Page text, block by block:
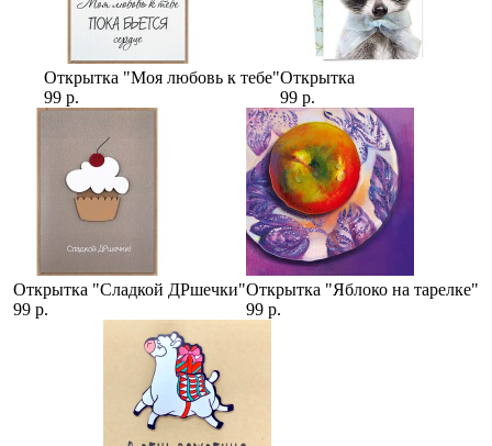
Открытка "Моя любовь к тебе"
99 р.
Открытка
99 р.
Открытка "Сладкой ДРшечки"
99 р.
Открытка "Яблоко на тарелке"
99 р.